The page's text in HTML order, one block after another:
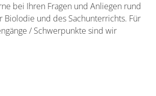
bei Ihren Fragen und Anliegen rund
Biolodie und des Sachunterrichts. Für
/ Schwerpunkte sind wir